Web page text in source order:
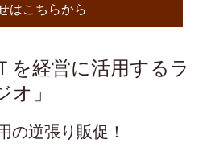
はこちらから
を経営に活用するラ
オ」
の逆張り販促！